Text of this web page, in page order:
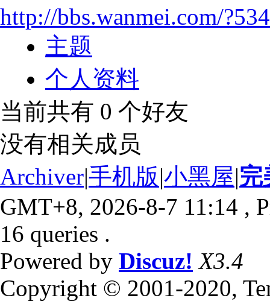
http://bbs.wanmei.com/
主题
个人资料
当前共有 0 个好友
没有相关成员
Archiver|手机版|小黑屋|完
GMT+8, 2026-8-7 11:14 ,
16 queries .
Powered by Discuz! X3.4
Copyright © 2001-2020,